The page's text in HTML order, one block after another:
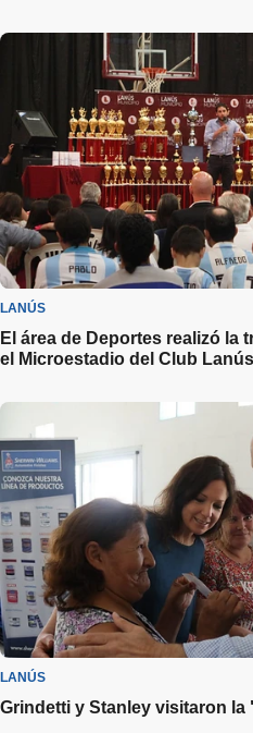
LANÚS
El área de Deportes realizó la
el Microestadio del Club Lanús
LANÚS
Grindetti y Stanley visitaron la